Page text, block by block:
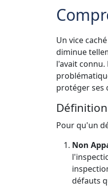
Un vice
diminue
l'avait
protéger ses
Pour qu'un
Non
défauts